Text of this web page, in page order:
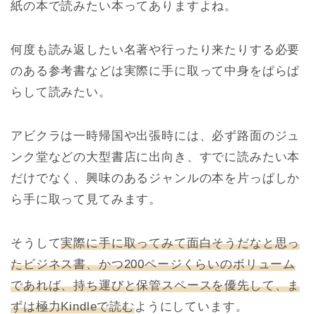
紙の本で読みたい本ってありますよね。
何度も読み返したい名著や行ったり来たりする必要
のある参考書などは実際に手に取って中身をぱらぱ
らして読みたい。
アビクラは一時帰国や出張時には、必ず路面のジュ
ンク堂などの大型書店に出向き、すでに読みたい本
だけでなく、興味のあるジャンルの本を片っぱしか
ら手に取って見てみます。
そうして実際に手に取ってみて面白そうだなと思っ
たビジネス書、かつ200ページくらいのボリューム
であれば、持ち運びと保管スペースを優先して、ま
ずは極力Kindleで読むようにしています。